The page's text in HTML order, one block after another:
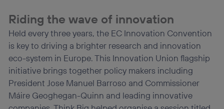
Riding the wave of innovation
Held every three years, the EC Innovation Convention
is key to driving a brighter research and innovation
eco-system in Europe. This Innovation Union flagship
initiative brings together policy makers including
President Jose Manuel Barroso and Commissioner
Máire Geoghegan-Quinn and leading innovative
actividades de navegación de los miembros del hogar
que hayan dado su consentimiento.
Si utilizas datos móviles, el marketing será más
personalizado, ya que se basará únicamente en la
navegación del usuario del móvil.
Puedes gestionar los consentimientos Utiq seleccionando
“Administrar Utiq” en la parte inferior de esta página web o
visitando el portal de privacidad de Utiq
(“consenthub”). Para más información, consulta
la política de privacidad de Utiq.